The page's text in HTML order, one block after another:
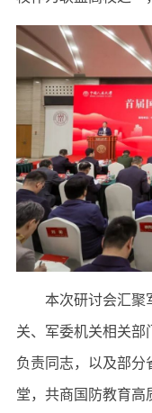
本次研讨会汇聚
关、军委机关相关部
负责同志，以及部分
堂，共商国防教育高